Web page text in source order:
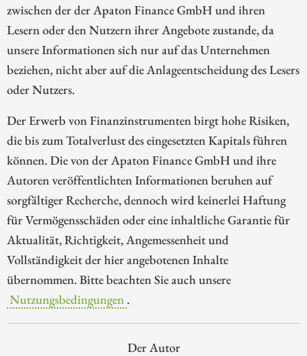
zwischen der der Apaton Finance GmbH und ihren
Lesern oder den Nutzern ihrer Angebote zustande, da
unsere Informationen sich nur auf das Unternehmen
beziehen, nicht aber auf die Anlageentscheidung des Lesers
oder Nutzers.
Der Erwerb von Finanzinstrumenten birgt hohe Risiken,
die bis zum Totalverlust des eingesetzten Kapitals führen
können. Die von der Apaton Finance GmbH und ihre
Autoren veröffentlichten Informationen beruhen auf
sorgfältiger Recherche, dennoch wird keinerlei Haftung
für Vermögensschäden oder eine inhaltliche Garantie für
Aktualität, Richtigkeit, Angemessenheit und
Vollständigkeit der hier angebotenen Inhalte
übernommen. Bitte beachten Sie auch unsere
Nutzungsbedingungen .
Der Autor